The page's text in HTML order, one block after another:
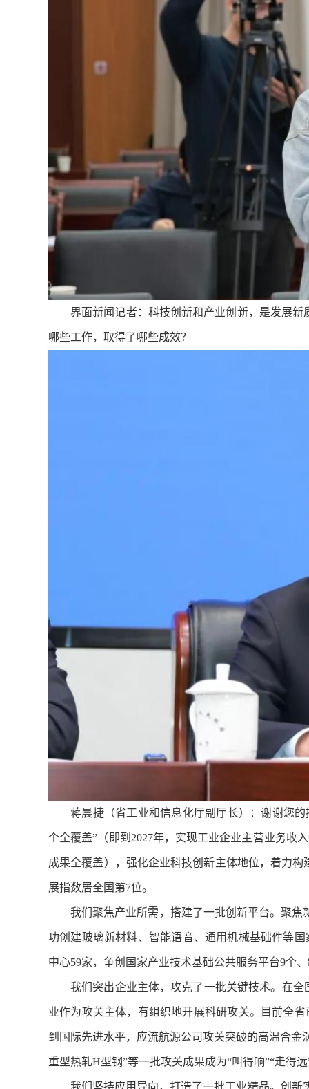
界面新闻记者：科技创新和产业创新，是发展
哪些工作，取得了哪些成效？
蒋晨捷（省工业和信息化厅副厅长）：谢谢您
个全覆盖”（即到2027年，实现工业企业主营业务收
成果全覆盖），强化企业科技创新主体地位，着力
展指数居全国第7位。
我们聚焦产业所需，搭建了一批创新平台。聚
功创建玻璃新材料、智能语音、通用机械基础件等
中心59家，争创国家产业技术基础公共服务平台9个
我们突出企业主体，攻克了一批关键技术。在
业作为攻关主体，有组织地开展科研攻关。目前全
到国际先进水平，应流航源公司攻关突破的高温合金
重型热轧H型钢”等一批攻关成果成为“叫得响”“走得